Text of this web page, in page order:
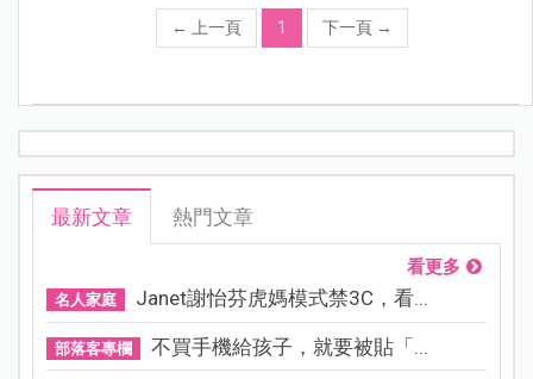
← 上一頁 1 下一頁 →
最新文章 熱門文章
看更多
名人家庭 Janet謝怡芬虎媽模式禁3C，看...
部落客專欄 不買手機給孩子，就要被貼「...